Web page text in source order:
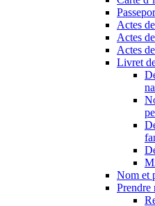
Actes
Actes
Actes
Livret
Nom et
Prendre